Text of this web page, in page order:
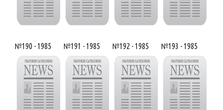
№190 - 1985 №191 - 1985 №192 - 1985 №193 - 1985